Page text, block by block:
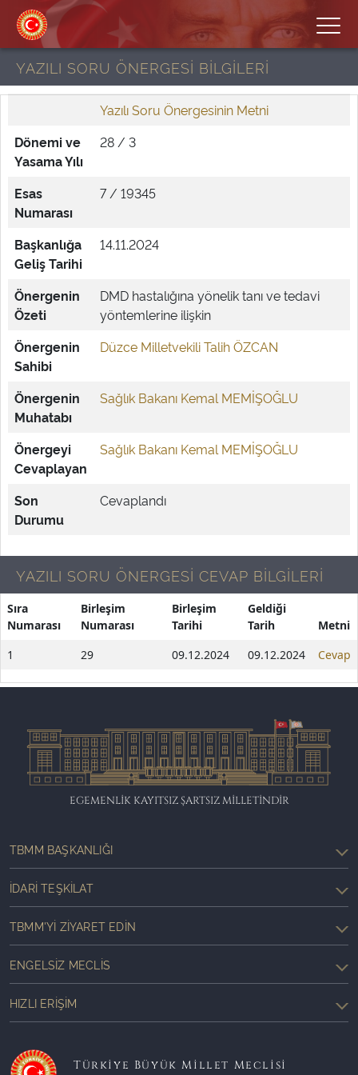
YAZILI SORU ÖNERGESİ BİLGİLERİ
Yazılı Soru Önergesinin Metni
Dönemi ve
Yasama Yılı
28 / 3
Esas
Numarası
7 / 19345
Başkanlığa
Geliş Tarihi
14.11.2024
Önergenin
Özeti
DMD hastalığına yönelik tanı ve tedavi
yöntemlerine ilişkin
Önergenin
Sahibi
Düzce Milletvekili Talih ÖZCAN
Önergenin
Muhatabı
Sağlık Bakanı Kemal MEMİŞOĞLU
Önergeyi
Cevaplayan
Sağlık Bakanı Kemal MEMİŞOĞLU
Son
Durumu
Cevaplandı
YAZILI SORU ÖNERGESİ CEVAP BİLGİLERİ
Sıra
Numarası
Birleşim
Numarası
Birleşim
Tarihi
Geldiği
Tarih
Metni
1
29 09.12.2024 09.12.2024 Cevap
EGEMENLİK KAYITSIZ ŞARTSIZ MİLLETİNDİR
TBMM BAŞKANLIĞI
İDARI TEŞKILAT
TBMM'YI ZIYARET EDIN
ENGELSIZ MECLIS
HIZLI ERIŞIM
Türkiye Büyük Millet Meclisi